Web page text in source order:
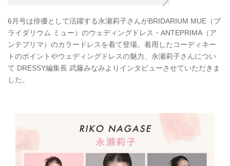
6月号は俳優として活躍する永瀬莉子さんがBRIDARIUM MUE（ブ
ライダリウム ミュー）のウェディングドレス・ANTEPRIMA（ア
ンテプリマ）のカラードレスを着て登場。着用したコーディネー
トのポイントやウェディングドレスの魅力、永瀬莉子さんについ
て DRESSY編集長 武藤みなみよりインタビューさせていただきま
した。